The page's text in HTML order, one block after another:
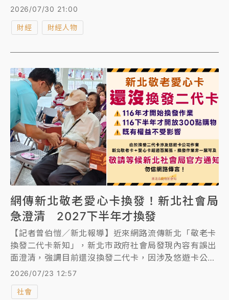
亞運動會奪得銀牌。他退役後轉進銀行業，迄今仍維持
騎單車、滑雪、潛水與衝浪等運動習慣，黃思翰接受
《知新聞》專訪時分享他具一定風險承受度的投資比
色，他則開玩笑說只要天氣好，就會幫孩子「請假去衝
浪」，並自然的培養孩子的好奇心與分析能力。
2026/07/30 21:00
財經 財經人物
網傳新北敬老愛心卡換發！新北社會局
急澄清 2027下半年才換發
【記者曾伯愷／新北報導】近來網路流傳新北「敬老卡
換發二代卡新知」，新北市政府社會局發現內容有誤出
面澄清，強調目前還沒換發二代卡，因涉及悠遊卡公司
作業，且新北敬老卡加愛心卡超過百萬張，目前還在規
網傳敬老愛心卡2027年起「600點數中300點可用於
2026/07/23 12:57
社會